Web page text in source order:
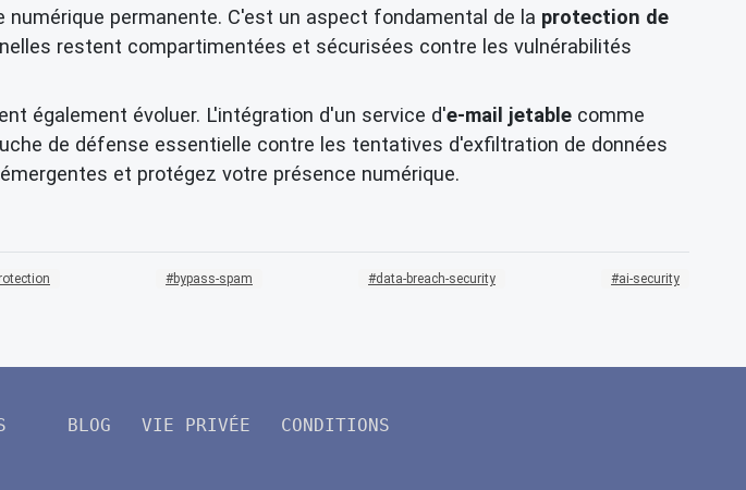
permanente. C'est un aspect fondamental de la protection de
restent compartimentées et sécurisées contre les vulnérabilités
également évoluer. L'intégration d'un service d'e-mail jetable comme
de défense essentielle contre les tentatives d'exfiltration de données
et protégez votre présence numérique.
bypass-spam data-breach-security ai-security
BLOG VIE PRIVÉE CONDITIONS